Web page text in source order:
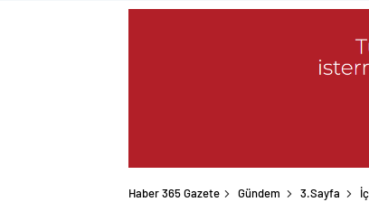
Haber 365 Gazete Gündem 3.Sayfa